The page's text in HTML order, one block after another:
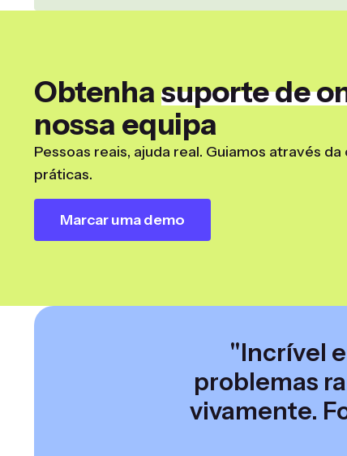
Obtenha suporte de
nossa equipa
Pessoas reais, ajuda real. Guiamos através
práticas.
Marcar uma demo
"Incrível
problemas
vivamente.